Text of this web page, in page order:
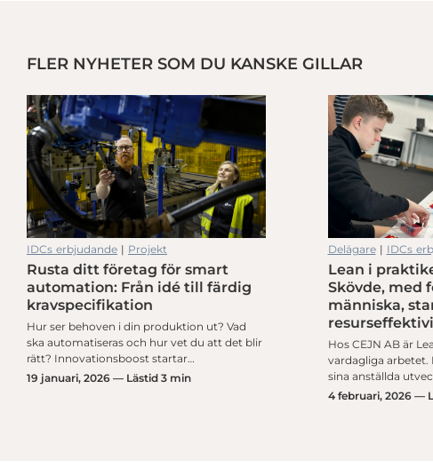
FLER NYHETER SOM DU KANSKE GILLAR
IDCs erbjudande | Projekt
Rusta ditt företag för smart
automation: Från idé till färdig
kravspecifikation
Hur ser behoven i din produktion ut? Vad
ska automatiseras och hur vet du att det blir
rätt? Innovationsboost startar…
19 januari, 2026 — Lästid 3 min
Delägare| IDCs
Lean i
Skövde, med
människa,
Hos CEJN AB är
vardagliga
sina anställda
4 februari, 2026 —
Små val ger stor effekt hos Lidköping Energi
Små val ger stor effekt hos Lidköping Energi